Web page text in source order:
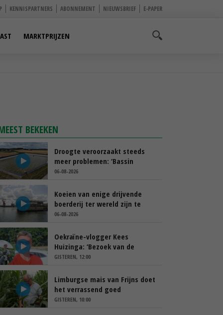
KENNISPARTNERS ABONNEMENT NIEUWSBRIEF E-PAPER
MARKTPRIJZEN
BEKEKEN
Droogte veroorzaakt steeds
meer problemen: ‘Bassin
afgelopen week al leeg’
06-08-2026
Koeien van enige drijvende
boerderij ter wereld zijn te
koop
06-08-2026
Oekraïne-vlogger Kees
Huizinga: ‘Bezoek van de
ambassade mag zelf groente
GISTEREN, 12:00
Limburgse mais van Frijns doet
het verrassend goed
GISTEREN, 10:00